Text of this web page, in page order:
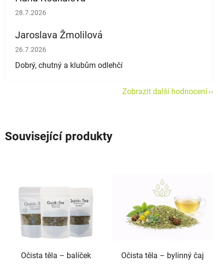
Hodnocení obchodu je 5 z 5 hvězdiček.
28.7.2026
Jaroslava Žmolilová
Hodnocení obchodu je 5 z 5 hvězdiček.
26.7.2026
Dobrý, chutný a klubům odlehčí
Zobrazit další hodnocení
Související produkty
Očista těla – balíček Očista těla –⁠⁠⁠⁠⁠ bylinný čaj